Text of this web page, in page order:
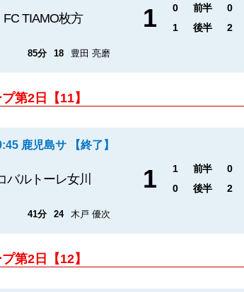
FC TIAMO枚方 1 0 前半 0
1 後半 2
85分 18 豊田 亮磨
第2日【11】
鹿児島サ 【終了】
バルトーレ女川 1 1 前半 0
0 後半 2
41分 24 木戸 優次
第2日【12】